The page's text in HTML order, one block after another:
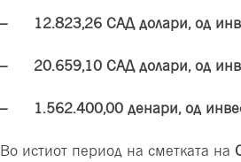
– 12.823,26 САД долари, од
– 20.659,10 САД долари, од
– 1.562.400,00 денари, од
Во истиот период на сметката на